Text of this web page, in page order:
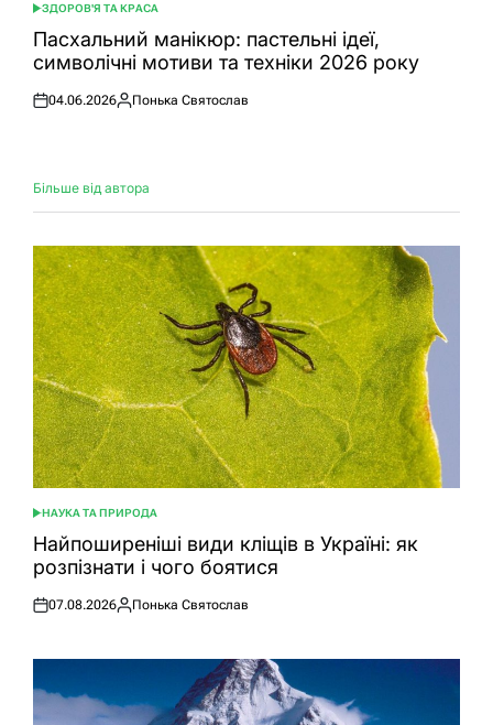
ОПУБЛІКУВАТИ
У
ЗДОРОВ'Я ТА КРАСА
Пасхальний манікюр: пастельні ідеї,
символічні мотиви та техніки 2026 року
Оприлюднено
04.06.2026
Опубліковано
Понька Святослав
Більше від автора
ОПУБЛІКУВАТИ
У
НАУКА ТА ПРИРОДА
Найпоширеніші види кліщів в Україні: як
розпізнати і чого боятися
Оприлюднено
07.08.2026
Опубліковано
Понька Святослав